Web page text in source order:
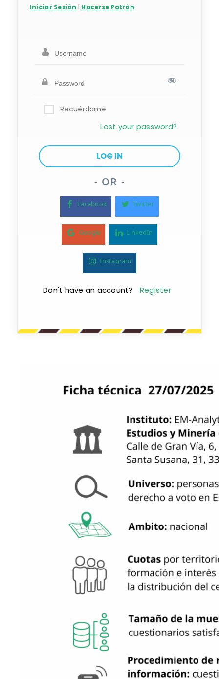
Iniciar Sesión | Hacerse Patrón
Recuérdame
Lost your password?
- OR -
Facebook Twitter
Google LinkedIn
Instagram
Don't have an account? Register